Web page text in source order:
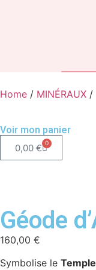
Home / MINÉRAUX /
Voir mon panier
0,00 € 0
Géode
160,00 €
Symbolise le